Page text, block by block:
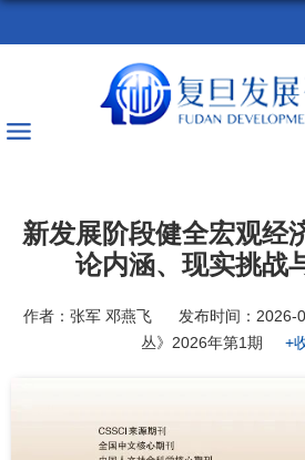
新发展阶段健全宏观经
论内涵、现实挑战
作者：张军 邓燕飞 发布时间：2026-
丛》2026年第1期
+